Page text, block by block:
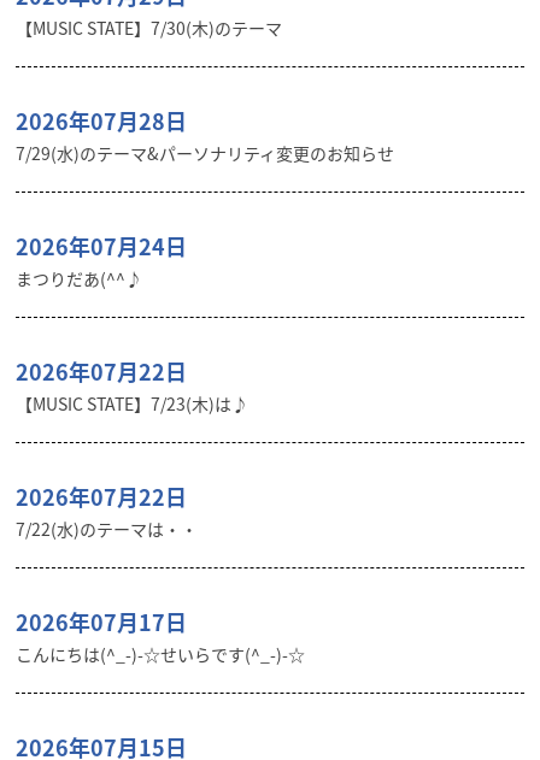
【MUSIC STATE】7/30(木)のテーマ
2026年07月28日
7/29(水)のテーマ&パーソナリティ変更のお知らせ
2026年07月24日
まつりだあ(^^♪
2026年07月22日
【MUSIC STATE】7/23(木)は♪
2026年07月22日
7/22(水)のテーマは・・
2026年07月17日
こんにちは(^_-)-☆せいらです(^_-)-☆
2026年07月15日